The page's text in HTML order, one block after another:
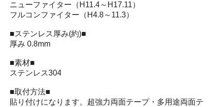
ニューファイター（H11.4～H17.11）
フルコンファイター（H4.8～11.3）
■ステンレス厚み(約)■
厚み 0.8mm
■素材■
ステンレス304
■取付方法■
貼り付けになります。超強力両面テープ・多用途両面テ